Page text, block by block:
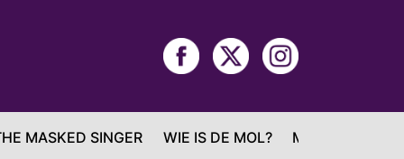
MASKED SINGER WIE IS DE MOL? MAFS